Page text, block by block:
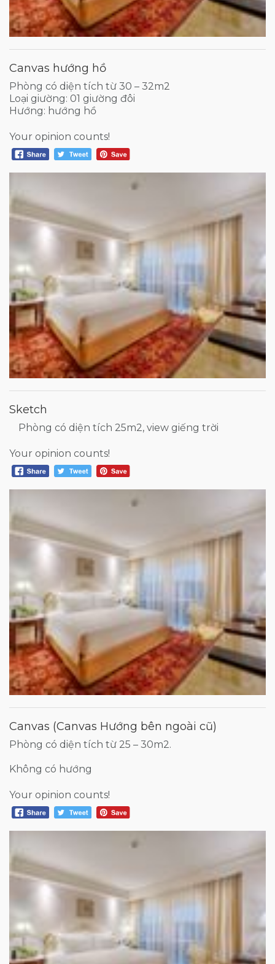
Canvas hướng hồ
Phòng có diện tích từ 30 – 32m2
Loại giường: 01 giường đôi
Hướng: hướng hồ
Your opinion counts!
Sketch
Phòng có diện tích 25m2, view giếng trời
Your opinion counts!
Canvas (Canvas Hướng bên ngoài cũ)
Phòng có diện tích từ 25 – 30m2.
Không có hướng
Your opinion counts!